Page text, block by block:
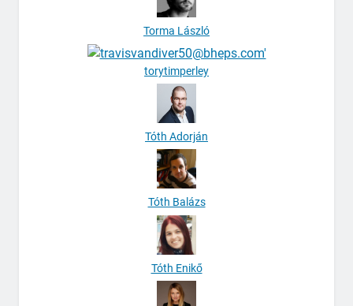
Torma László
torytimperley
Tóth Adorján
Tóth Balázs
Tóth Enikő